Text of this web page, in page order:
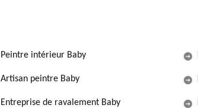
Peintre intérieur Baby
Artisan peintre Baby
Entreprise de ravalement Baby